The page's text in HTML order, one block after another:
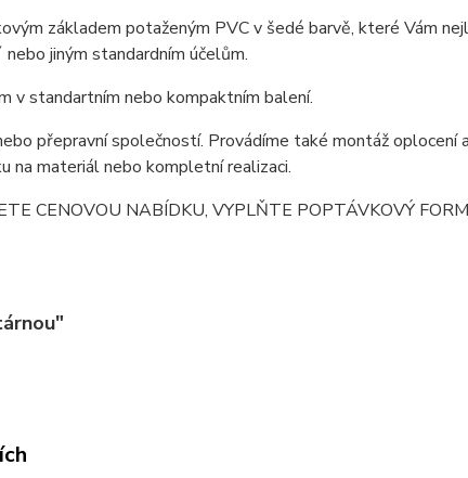
základem potaženým PVC v šedé barvě, které Vám
jiným standardním účelům.
v standartním nebo kompaktním balení.
přepravní společností. Provádíme také montáž oplocení
na materiál nebo kompletní realizaci.
CENOVOU NABÍDKU, VYPLŇTE POPTÁVKOVÝ